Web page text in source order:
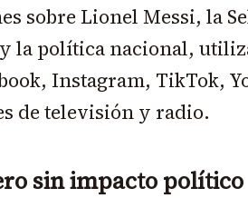
sobre Lionel Messi, la
la política nacional,
Instagram, TikTok,
de televisión y radio.
sin impacto político